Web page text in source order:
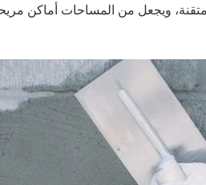
ويجعل من المساحات أماكن